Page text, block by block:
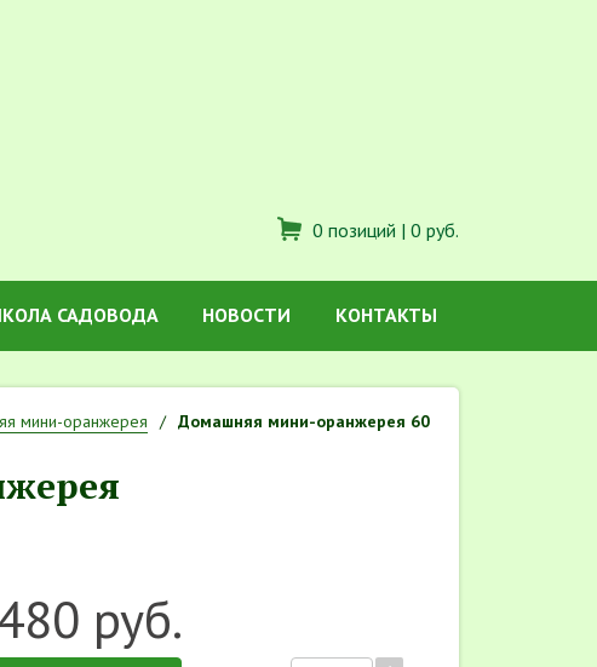
0 позиций | 0 руб.
САДОВОДА НОВОСТИ КОНТАКТЫ
мини-оранжерея Домашняя мини-оранжерея 60
руб.